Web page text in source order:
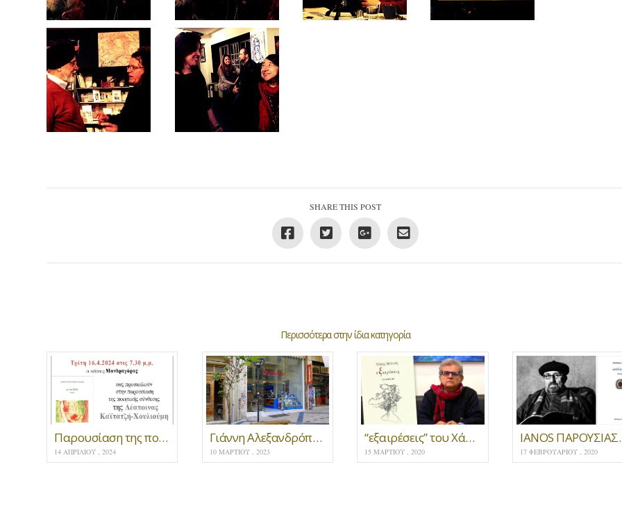
SHARE THIS POST
Περισσότερα στην ίδια κατηγορία
Παρουσίαση της ποιητικής συλλογής “Εύα”
14 ΑΠΡΙΛΊΟΥ , 2024
Γιάννη Αλεξανδρόπουλου, Τα δύστροπα σύμφωνα * Παρουσίαση
10 ΜΑΡΤΊΟΥ , 2023
“εξαιρέσεις” του Χάρη Μελιτά -Παρουσίαση στο Polis Art Cafe στις 26 Φεβρουαρίου 2020
15 ΜΑΡΤΊΟΥ , 2020
IANOS ΠΑΡΟΥΣΙΑΣΗ
17 ΦΕΒΡΟΥΑΡΊΟΥ , 2020